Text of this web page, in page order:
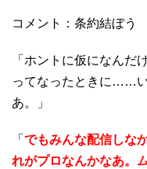
コメント：条約結ぼう
「ホントに仮になんだ
ってなったときに……
あ。」
「 でもみんな配信しな
れがプロなんかなあ。